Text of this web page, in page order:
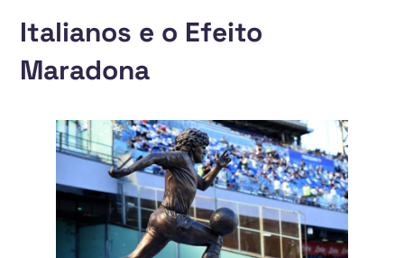
Italianos e o Efeito
Maradona